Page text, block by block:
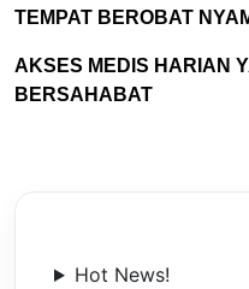
TEMPAT BEROBAT
AKSES MEDIS HARIAN
BERSAHABAT
Hot News!